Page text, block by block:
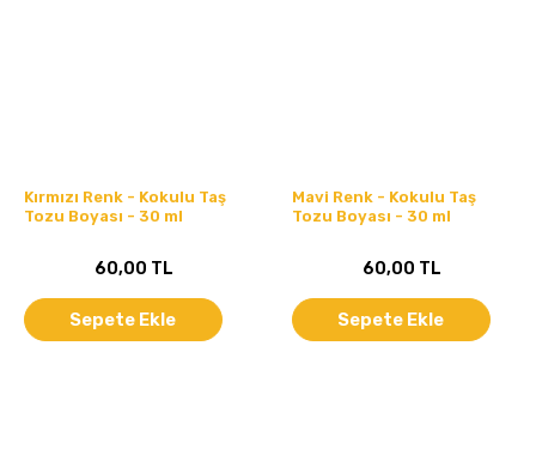
Kırmızı Renk - Kokulu Taş
Tozu Boyası - 30 ml
60,00 TL
Sepete Ekle
Mavi Renk - Kokulu Taş
Tozu Boyası - 30 ml
60,00 TL
Sepete Ekle